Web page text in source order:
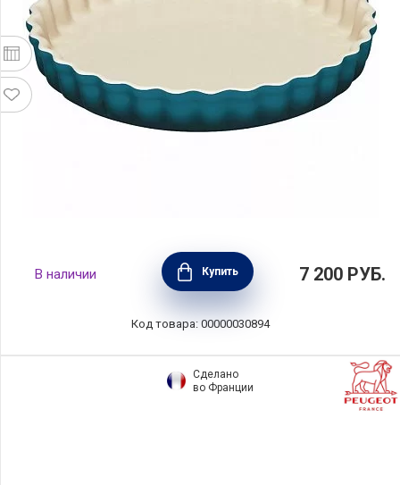
Форма для пирога рифлёная 28 см, цвет
лазурь, керамика, Le Creuset, Франция,
71120286420001
В наличии Купить 7 200 РУБ.
Код товара: 00000030894
Сделано
во Франции